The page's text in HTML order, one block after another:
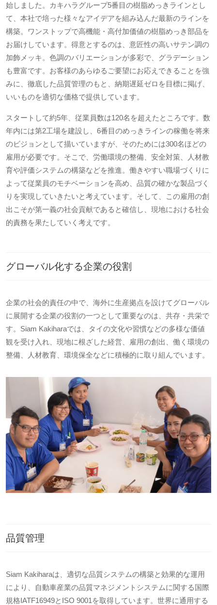
始しました。カキハラグループ5番目の樹脂めっきラインとし
て、本社で培った様々なアイデアを組み込んだ最新のラインを
構築。ワンストップで高機能・高付加価値の樹脂めっき部品を
お届けしています。得意とするのは、意匠性の高いサテン調の
加飾メッキ。色調のバリエーションが多彩で、グラデーション
も豊富です。お客様のあらゆるご要望にお応えできることを強
みに、徹底した品質管理のもと、納期遅延ゼロを目標に掲げ、
いいものを適切な価格で提供しています。
スタートして約5年、従業員数は120名を超えたところです。数
年内には第2工場を建設し、6番目のめっきラインの稼働を将来
のビジョンとして描いていますが、そのためには300名ほどの
雇用が必要です。そこで、労働環境の整備、安全対策、人材教
育や評価システムの構築などを推進。働きやすい職場づくりに
よって従業員のモチベーションを高め、品質の確かな製品づく
りを実現していきたいと考えています。そして、この雇用の創
出こそが第一義の社会貢献であると確信し、現地における社会
的責務を果たしていく考えです。
グローバル化する企業の役割
企業の社会的責任の中で、海外に生産拠点を設けてグローバル
に展開する企業の役割の一つとして重要なのは、共存・共栄で
す。Siam Kakiharaでは、タイの文化や習慣などの多様な価値
観を受け入れ、現地に根ざした経営、雇用の創出、働く環境の
整備、人材教育、環境保全などに積極的に取り組んでいます。
品質管理
Siam Kakiharaは、適切な品質システムの構築と効果的な運用
により、自動車産業の品質マネジメントシステムに関する国際
規格IATF16949とISO 9001を取得しています。世界に通用する